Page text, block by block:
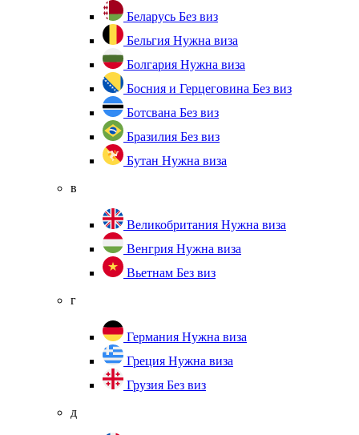
Беларусь Без виз
Бельгия Нужна виза
Болгария Нужна виза
Босния и Герцеговина Без виз
Ботсвана Без виз
Бразилия Без виз
Бутан Нужна виза
в
Великобритания Нужна виза
Венгрия Нужна виза
Вьетнам Без виз
г
Германия Нужна виза
Греция Нужна виза
Грузия Без виз
д